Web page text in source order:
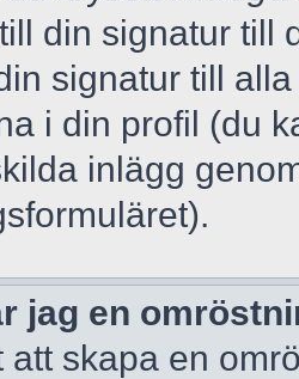
din signatur till
signatur till
i din profil (du
inlägg
jag en
att skapa en